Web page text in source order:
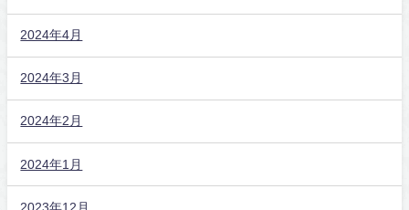
2024年4月
2024年3月
2024年2月
2024年1月
2023年12月